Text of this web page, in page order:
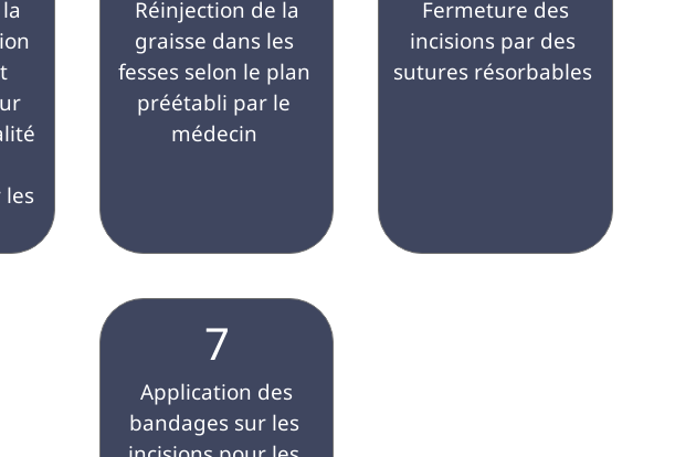
graisse dans les
fesses selon le plan
préétabli par le
médecin
incisions par des
sutures résorbables
7
Application des
bandages sur les